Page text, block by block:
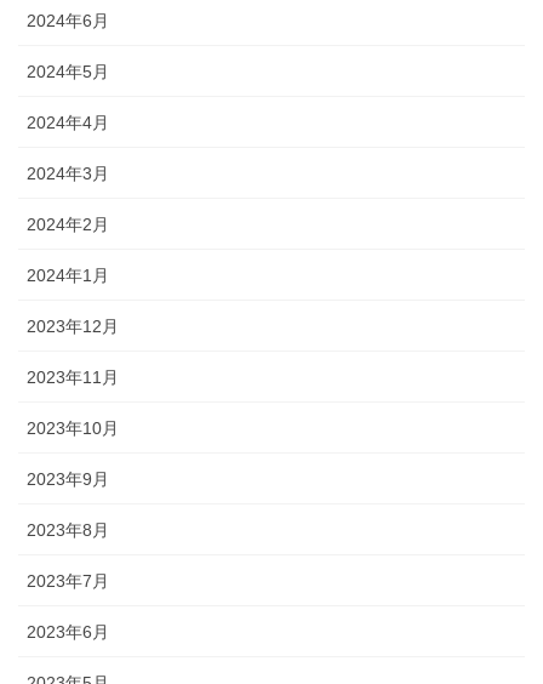
2024年6月
2024年5月
2024年4月
2024年3月
2024年2月
2024年1月
2023年12月
2023年11月
2023年10月
2023年9月
2023年8月
2023年7月
2023年6月